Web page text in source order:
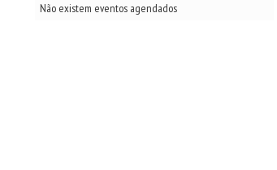
Não existem eventos agendados